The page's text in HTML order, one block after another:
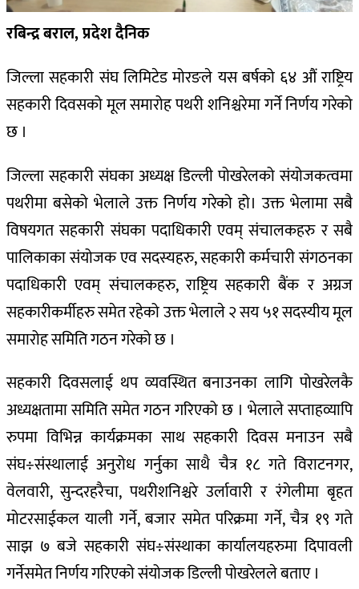
रबिन्द्र बराल, प्रदेश दैनिक
जिल्ला सहकारी संघ लिमिटेड मोरङले यस बर्षको ६४ औं राष्ट्रिय
सहकारी दिवसको मूल समारोह पथरी शनिश्चरेमा गर्ने निर्णय गरेको
छ ।
जिल्ला सहकारी संघका अध्यक्ष डिल्ली पोखरेलको संयोजकत्वमा
पथरीमा बसेको भेलाले उक्त निर्णय गरेको हो। उक्त भेलामा सबै
विषयगत सहकारी संघका पदाधिकारी एवम् संचालकहरु र सबै
पालिकाका संयोजक एव सदस्यहरु, सहकारी कर्मचारी संगठनका
पदाधिकारी एवम् संचालकहरु, राष्ट्रिय सहकारी बैंक र अग्रज
सहकारीकर्मीहरु समेत रहेको उक्त भेलाले २ सय ५१ सदस्यीय मूल
समारोह समिति गठन गरेको छ ।
सहकारी दिवसलाई थप व्यवस्थित बनाउनका लागि पोखरेलकै
अध्यक्षतामा समिति समेत गठन गरिएको छ । भेलाले सप्ताहव्यापि
रुपमा विभिन्न कार्यक्रमका साथ सहकारी दिवस मनाउन सबै
संघ÷संस्थालाई अनुरोध गर्नुका साथै चैत्र १८ गते विराटनगर,
वेलवारी, सुन्दरहरैचा, पथरीशनिश्चरे उर्लावारी र रंगेलीमा बृहत
मोटरसाईकल याली गर्ने, बजार समेत परिक्रमा गर्ने, चैत्र १९ गते
साझ ७ बजे सहकारी संघ÷संस्थाका कार्यालयहरुमा दिपावली
गर्नेसमेत निर्णय गरिएको संयोजक डिल्ली पोखरेलले बताए ।